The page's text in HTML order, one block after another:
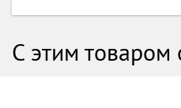
С этим товаром